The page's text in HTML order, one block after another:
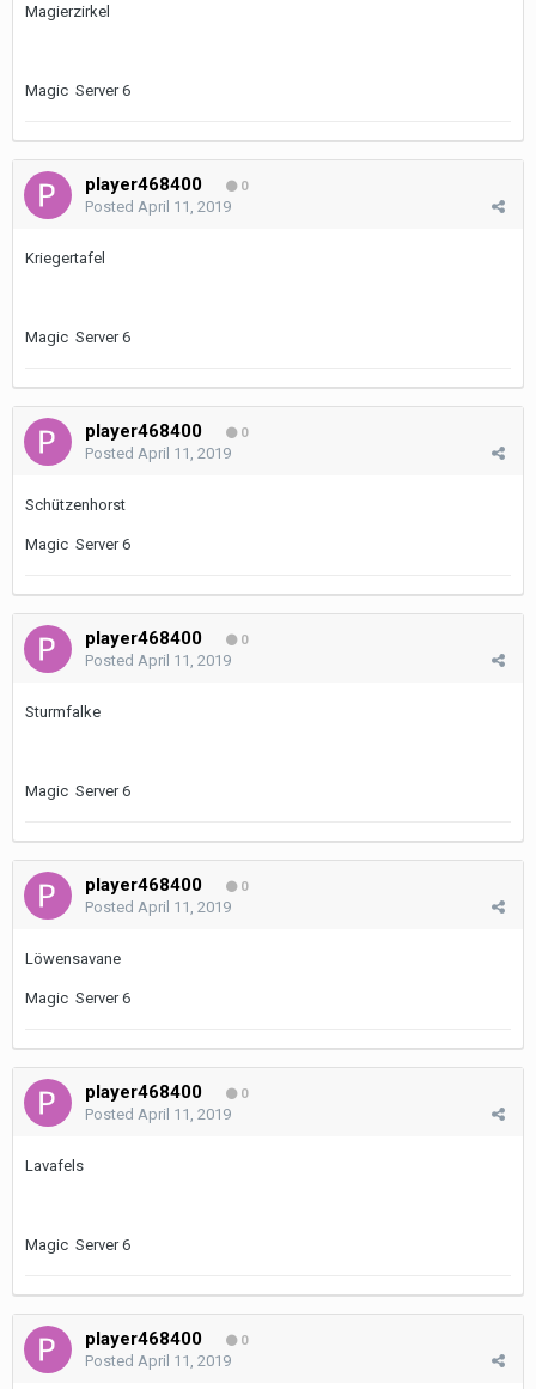
Magierzirkel
Magic Server 6
player468400 0
Posted April 11, 2019
Kriegertafel
Magic Server 6
player468400 0
Posted April 11, 2019
Schützenhorst
Magic Server 6
player468400 0
Posted April 11, 2019
Sturmfalke
Magic Server 6
player468400 0
Posted April 11, 2019
Löwensavane
Magic Server 6
player468400 0
Posted April 11, 2019
Lavafels
Magic Server 6
player468400 0
Posted April 11, 2019